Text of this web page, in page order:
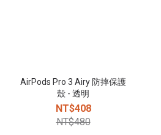
AirPods Pro 3 Airy 防摔保護
殼 - 透明
NT$408
NT$480